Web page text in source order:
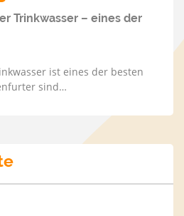
Trinkwasser – eines der
ist eines der besten
sind…